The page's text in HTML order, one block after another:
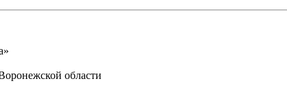
области